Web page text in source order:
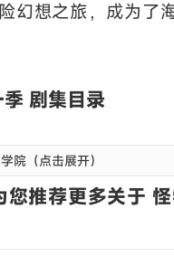
幻想之旅，成为了
剧集目录
院（点击展开）
您推荐更多关于